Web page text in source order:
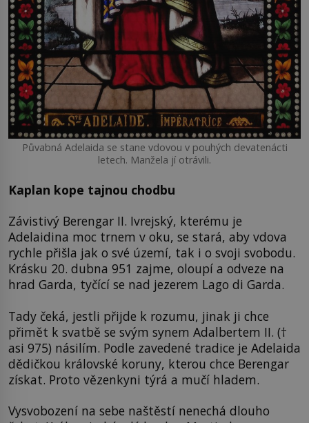
Půvabná Adelaida se stane vdovou v pouhých devatenácti
letech. Manžela jí otrávili.
Kaplan kope tajnou chodbu
Závistivý Berengar II. Ivrejský, kterému je
Adelaidina moc trnem v oku, se stará, aby vdova
rychle přišla jak o své území, tak i o svoji svobodu.
Krásku 20. dubna 951 zajme, oloupí a odveze na
hrad Garda, tyčící se nad jezerem Lago di Garda.
Tady čeká, jestli přijde k rozumu, jinak ji chce
přimět k svatbě se svým synem Adalbertem II. (†
asi 975) násilím. Podle zavedené tradice je Adelaida
dědičkou královské koruny, kterou chce Berengar
získat. Proto vězenkyni týrá a mučí hladem.
Vysvobození na sebe naštěstí nenechá dlouho